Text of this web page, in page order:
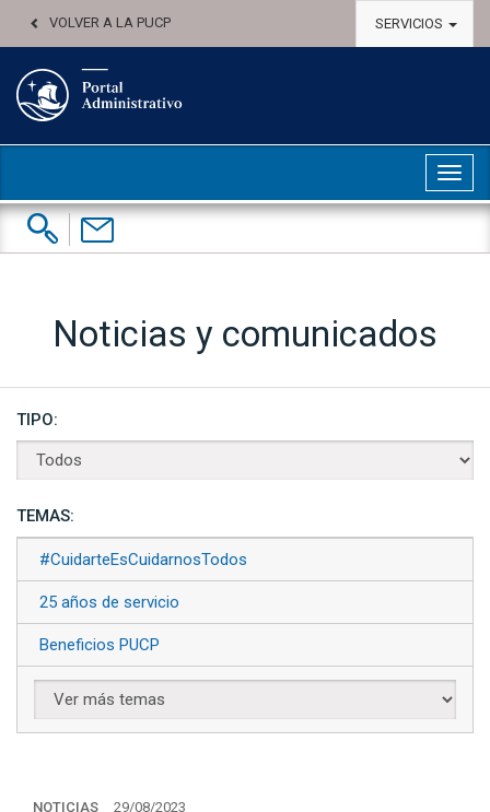
VOLVER A LA PUCP SERVICIOS
Buscar:
Contáctenos
Noticias y comunicados
TIPO:
TEMAS:
#CuidarteEsCuidarnosTodos
25 años de servicio
Beneficios PUCP
NOTICIAS 29/08/2023